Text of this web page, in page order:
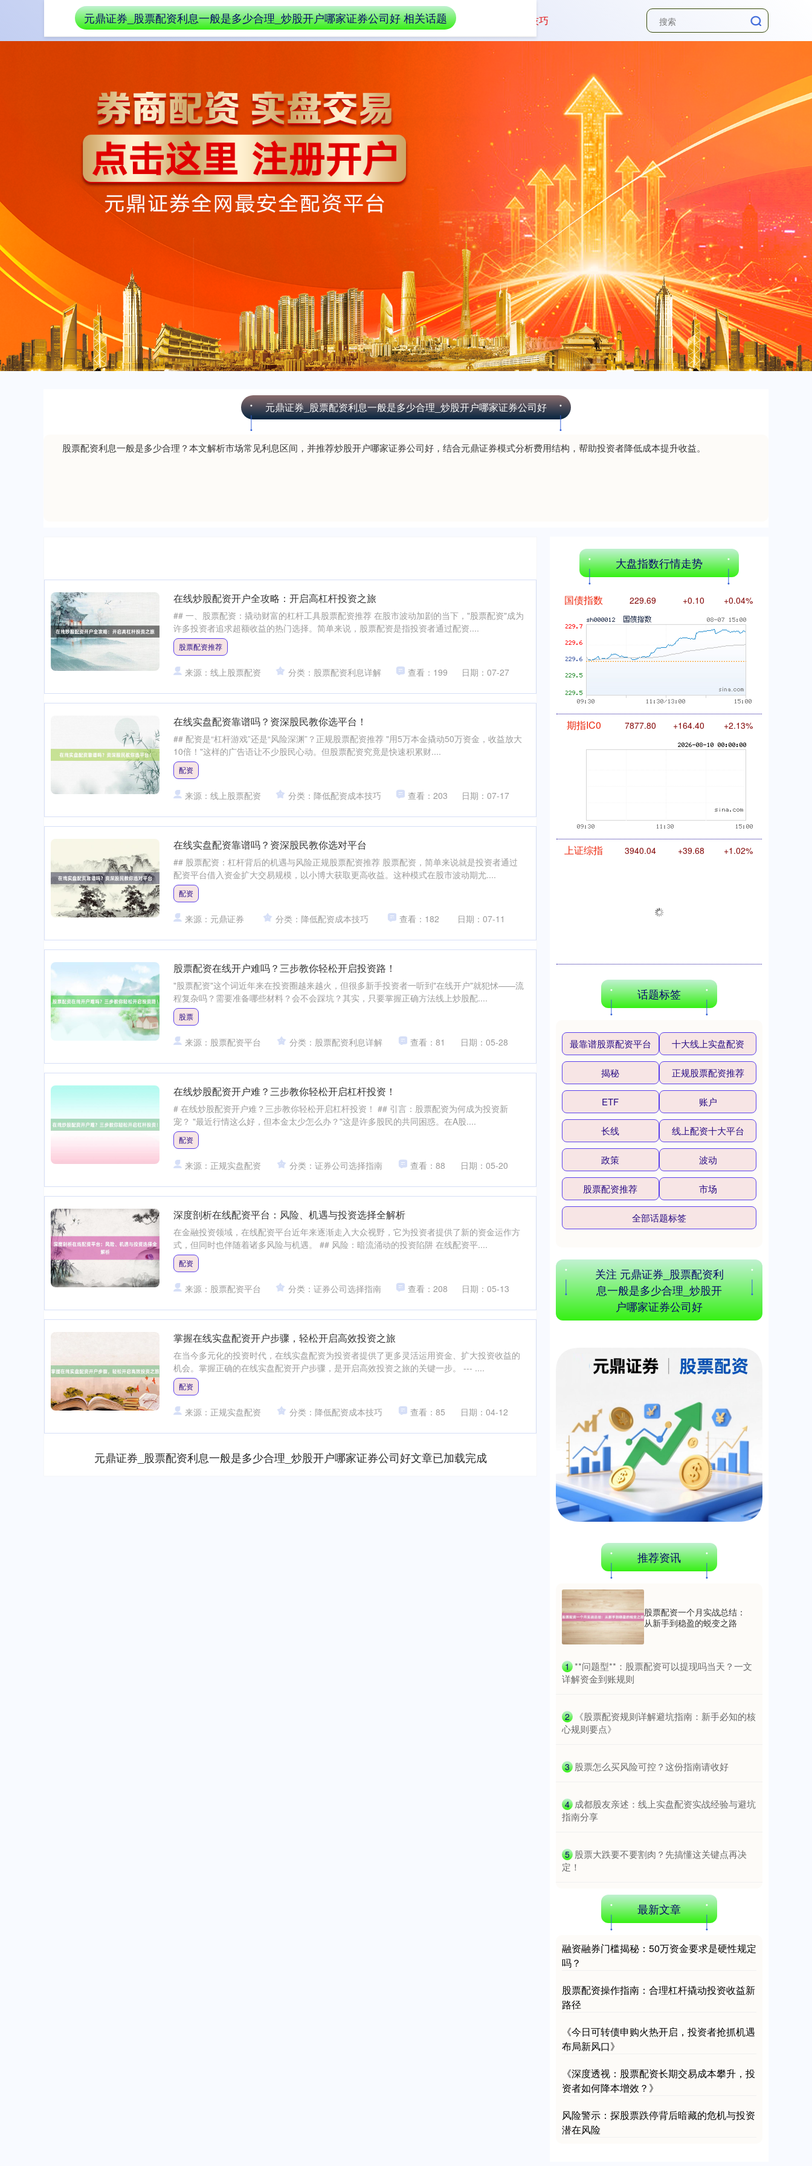
首页 股票配资利息详解 证券公司选择指南 降低配资成本技巧
元鼎证券_股票配资利息一般是多少合理_炒股开户哪家证券公司好
股票配资利息一般是多少合理？本文解析市场常见利息区间，并推荐炒股开户哪家证券公司好，结合元鼎证券模式分析费用结构，帮助投资者降低成本提升收益。
元鼎证券_股票配资利息一般是多少合理_炒股开户哪家证券公司好 相关话题
在线炒股配资开户全攻略：开启高杠杆投资之旅
## 一、股票配资：撬动财富的杠杆工具股票配资推荐 在股市波动加剧的当下，"股票配资"成为
许多投资者追求超额收益的热门选择。简单来说，股票配资是指投资者通过配资....
股票配资推荐
来源：线上股票配资 分类：股票配资利息详解 查看：199 日期：07-27
在线实盘配资靠谱吗？资深股民教你选平台！
## 配资是“杠杆游戏”还是“风险深渊”？正规股票配资推荐 "用5万本金撬动50万资金，收益放大
10倍！"这样的广告语让不少股民心动。但股票配资究竟是快速积累财....
配资
来源：线上股票配资 分类：降低配资成本技巧 查看：203 日期：07-17
在线实盘配资靠谱吗？资深股民教你选对平台
## 股票配资：杠杆背后的机遇与风险正规股票配资推荐 股票配资，简单来说就是投资者通过
配资平台借入资金扩大交易规模，以小博大获取更高收益。这种模式在股市波动期尤....
配资
来源：元鼎证券 分类：降低配资成本技巧 查看：182 日期：07-11
股票配资在线开户难吗？三步教你轻松开启投资路！
"股票配资"这个词近年来在投资圈越来越火，但很多新手投资者一听到"在线开户"就犯怵——流
程复杂吗？需要准备哪些材料？会不会踩坑？其实，只要掌握正确方法线上炒股配....
股票
来源：股票配资平台 分类：股票配资利息详解 查看：81 日期：05-28
在线炒股配资开户难？三步教你轻松开启杠杆投资！
# 在线炒股配资开户难？三步教你轻松开启杠杆投资！ ## 引言：股票配资为何成为投资新
宠？ "最近行情这么好，但本金太少怎么办？"这是许多股民的共同困惑。在A股....
配资
来源：正规实盘配资 分类：证券公司选择指南 查看：88 日期：05-20
深度剖析在线配资平台：风险、机遇与投资选择全解析
在金融投资领域，在线配资平台近年来逐渐走入大众视野，它为投资者提供了新的资金运作方
式，但同时也伴随着诸多风险与机遇。 ## 风险：暗流涌动的投资陷阱 在线配资平....
配资
来源：股票配资平台 分类：证券公司选择指南 查看：208 日期：05-13
掌握在线实盘配资开户步骤，轻松开启高效投资之旅
在当今多元化的投资时代，在线实盘配资为投资者提供了更多灵活运用资金、扩大投资收益的
机会。掌握正确的在线实盘配资开户步骤，是开启高效投资之旅的关键一步。 --- ....
配资
来源：正规实盘配资 分类：降低配资成本技巧 查看：85 日期：04-12
元鼎证券_股票配资利息一般是多少合理_炒股开户哪家证券公司好文章已加载完成
大盘指数行情走势
14311.01 +200.89 +1.42%
沪深300 4694.44 +43.13
北证50 1134.24 +11.37 +1.01%
国债指数 +0.10 +0.04%
沪深300 4694.44 +43.13 +0.93%
北证50 1134.24 +11.37 +1.01%
基金指数 7242.10 +12.30 +0.17%
国债指数 229.69
期指IC0 7877.80 +164.40 +2.13%
话题标签
最靠谱股票配资平台 十大线上实盘配资
揭秘 正规股票配资推荐
ETF 账户
长线 线上配资十大平台
政策 波动
股票配资推荐 市场
全部话题标签
关注 元鼎证券_股票配资利
息一般是多少合理_炒股开
户哪家证券公司好
推荐资讯
股票配资一个月实战总结：
从新手到稳盈的蜕变之路
1 ​**问题型**：股票配资可以提现吗当天？一文
详解资金到账规则
2
​《股票配资规则详解避坑指南：新手必知的核
心规则要点》
3 ​股票怎么买风险可控？这份指南请收好
4 ​成都股友亲述：线上实盘配资实战经验与避坑
指南分享
5 ​股票大跌要不要割肉？先搞懂这关键点再决
定！
最新文章
融资融券门槛揭秘：50万资金要求是硬性规定
吗？
股票配资操作指南：合理杠杆撬动投资收益新
路径
《今日可转债申购火热开启，投资者抢抓机遇
布局新风口》
《深度透视：股票配资长期交易成本攀升，投
资者如何降本增效？》
风险警示：探股票跌停背后暗藏的危机与投资
潜在风险